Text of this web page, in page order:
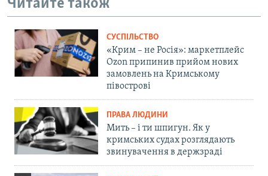
Читайте також
СУСПІЛЬСТВО
«Крим – не Росія»: маркетплейс
Ozon припинив прийом нових
замовлень на Кримському
півострові
ПРАВА ЛЮДИНИ
Мить – і ти шпигун. Як у
кримських судах розглядають
звинувачення в держзраді